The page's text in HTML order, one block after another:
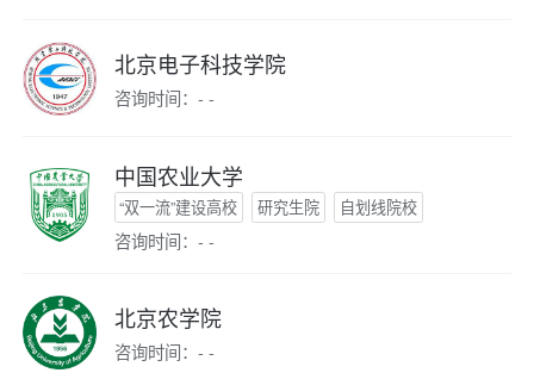
北京电子科技学院
咨询时间：- -
中国农业大学
“双一流”建设高校 研究生院 自划线院校
咨询时间：- -
北京农学院
咨询时间：- -